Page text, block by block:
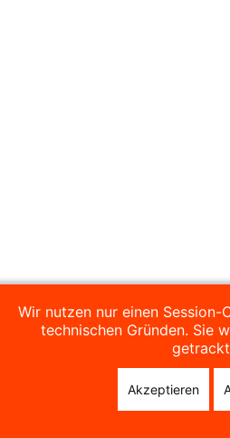
Wir nutzen nur einen Session-
technischen Gründen. Sie
Akzeptieren